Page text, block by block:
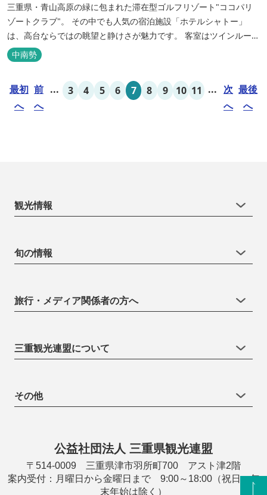
三重県・青山高原の緑に包まれた滞在型ゴルフリゾート"ココパリ
ゾートクラブ"。 その中でも人気の宿泊施設「ホテルシャトー」
は、高台ならではの眺望と静けさが魅力です。 客室はツインルーム
から4〜6名で泊まれる和洋室まで幅広く、旅のスタイルに合わせて
選べます。 天然温泉の大浴場・露天風呂、ロウリュ式サウナで体を
朝は、レス...
中南勢
最初
へ
前
へ
... 3 4 5 6 7 8 9 10 11 ... 次
へ
最後
へ
観光情報
旬の情報
旅行・メディア関係者の方へ
三重観光連盟について
その他
公益社団法人 三重県観光連盟
〒514-0009 三重県津市羽所町700 アスト津2階
案内受付：月曜日から金曜日まで 9:00～18:00（祝日・年
末年始は除く）